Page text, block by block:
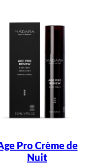
Pro Crème de
Nuit